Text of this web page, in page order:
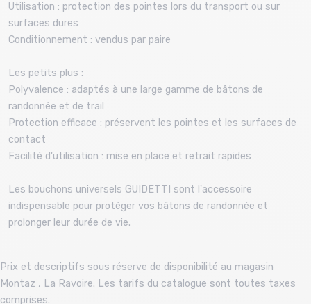
Utilisation : protection des pointes lors du transport ou sur
surfaces dures
Conditionnement : vendus par paire
Les petits plus :
Polyvalence : adaptés à une large gamme de bâtons de
randonnée et de trail
Protection efficace : préservent les pointes et les surfaces de
contact
Facilité d'utilisation : mise en place et retrait rapides​
Les bouchons universels GUIDETTI sont l'accessoire
indispensable pour protéger vos bâtons de randonnée et
prolonger leur durée de vie.
Prix et descriptifs sous réserve de disponibilité au magasin
Montaz , La Ravoire. Les tarifs du catalogue sont toutes taxes
comprises.